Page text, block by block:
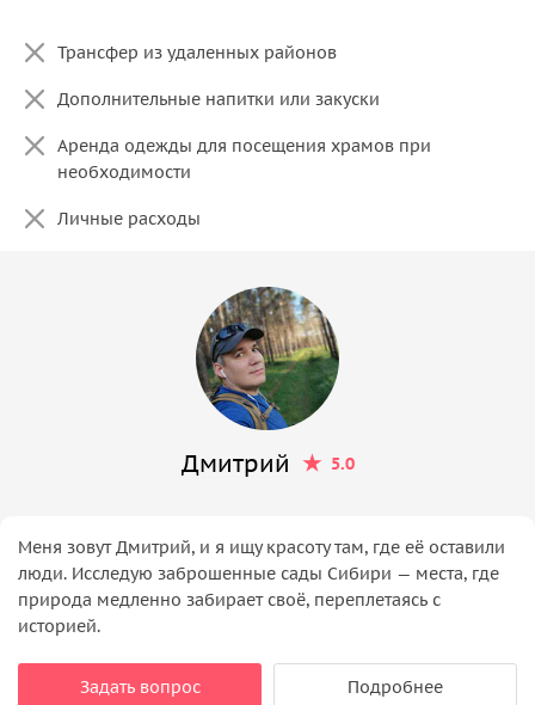
Трансфер из удаленных районов
Дополнительные напитки или закуски
Аренда одежды для посещения храмов при
необходимости
Личные расходы
Дмитрий 5.0
Меня зовут Дмитрий, и я ищу красоту там, где её оставили
люди. Исследую заброшенные сады Сибири — места, где
природа медленно забирает своё, переплетаясь с
историей.
Задать вопрос Подробнее